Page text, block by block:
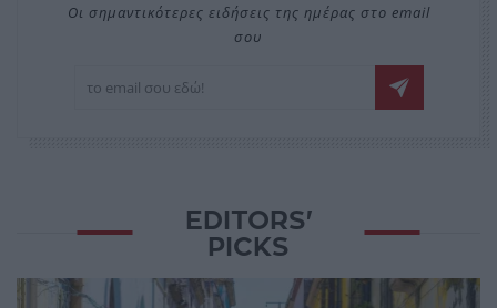
Οι σημαντικότερες ειδήσεις της ημέρας στο email
σου
EDITORS'
PICKS